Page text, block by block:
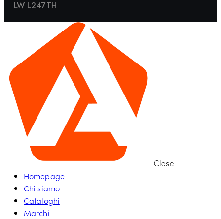
LW L247TH
Close
Homepage
Chi siamo
Cataloghi
Marchi